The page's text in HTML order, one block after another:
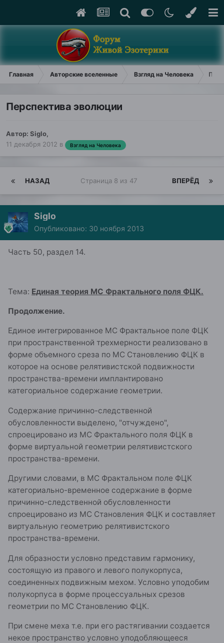
Главная Авторские вселенные Взгляд на Человека
Перспектива эволюции
Автор: Siglo,
11 декабря 2012 в Взгляд на Человека
НАЗАД ВПЕРЁД
Страница 8 из 47
Siglo
Опубликовано: 30 ноября 2013
Часть 50, раздел 14.
Тема: Единая теория МС Фрактального поля ФЦК.
Продолжение.
Единое интегрированное МС Фрактальное поле ФЦК
при пространственной трехмерности реализовано в
форме объемного среза по МС Становлению ФЦК в
которое на основе релятивистской подвижности
пространства-времени имплантировано
категориальное содержание геометрии.
Содержание причинно-следственной
обусловленности выделено, "отчуждено",
спроецировано из МС Фрактального поля ФЦК в
форме виртуальной геометрии релятивистского
пространства-времени.
Другими словами, в МС Фрактальном поле ФЦК
категориально-временное содержание в форме
причинно-следственной обусловленности
спроецировано из МС Становления ФЦК и составляет
виртуальную геометрию релятивистского
пространства-времени.
Для образности условно представим гармонику,
состоящую из правого и левого полукорпуса,
соединенных подвижным мехом. Условно уподобим
полукорпуса в форме процессуальных срезов
геометрии по МС Становлению ФЦК.
При смене меха т.е. при его растягивании создается
некое пространство условно уподобляющееся